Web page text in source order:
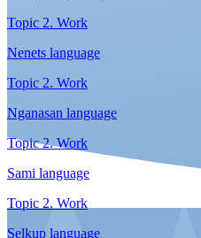
Topic 1. Getting acquainted
Koryak language
Topic 1. Getting acquainted
Nenets language
Topic 1. Getting acquainted
Nganasan language
Topic 1. Getting acquainted
Sami language